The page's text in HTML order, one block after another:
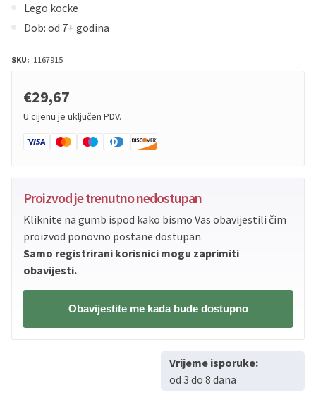
Lego kocke
Dob: od 7+ godina
SKU: 1167915
€29,67
U cijenu je uključen PDV.
Proizvod je trenutno nedostupan
Kliknite na gumb ispod kako bismo Vas obavijestili čim
proizvod ponovno postane dostupan.
Samo registrirani korisnici mogu zaprimiti
obavijesti.
Obavijestite me kada bude dostupno
Vrijeme isporuke:
od 3 do 8 dana